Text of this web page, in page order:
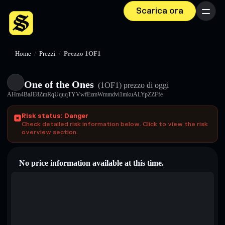
Scarica ora Menu
Home / Prezzi / Prezzo 1OF1
One of the Ones (1OF1) prezzo di oggi
AHm4BaJE8ZmRqUquqTYVwfEzmWmmdvi1mkuALYpZZFfe
Risk status: Danger
Check detailed risk information below. Click to view the risk
overview section.
No price information available at this time.